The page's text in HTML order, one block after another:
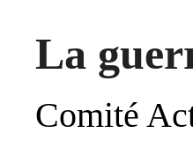
La
Comité